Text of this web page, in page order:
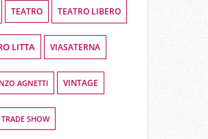
TEATRO TEATRO LIBERO
LITTA VIASATERNA
AGNETTI VINTAGE
SHOW